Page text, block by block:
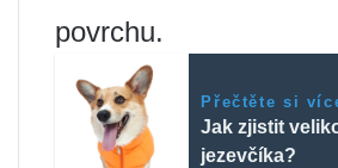
povrchu.
Přečtěte si
Jak zjistit
jezevčíka?